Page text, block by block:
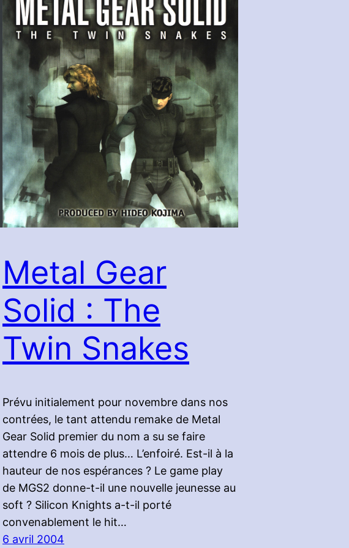
Metal Gear
Solid : The
Twin Snakes
Prévu initialement pour novembre dans nos
contrées, le tant attendu remake de Metal
Gear Solid premier du nom a su se faire
attendre 6 mois de plus… L’enfoiré. Est-il à la
hauteur de nos espérances ? Le game play
de MGS2 donne-t-il une nouvelle jeunesse au
soft ? Silicon Knights a-t-il porté
convenablement le hit…
6 avril 2004